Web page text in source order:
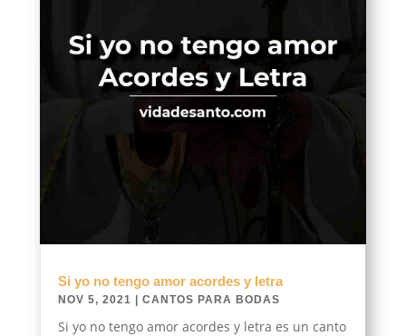
Si yo no tengo amor acordes y letra
NOV 5, 2021 CANTOS PARA BODAS
Si yo no tengo amor acordes y letra es un canto